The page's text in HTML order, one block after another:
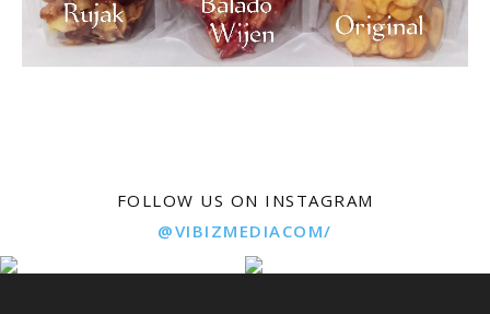
FOLLOW US ON INSTAGRAM
@VIBIZMEDIACOM/